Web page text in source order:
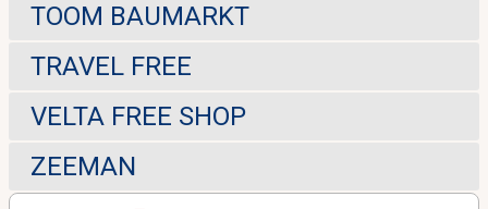
TOOM BAUMARKT
TRAVEL FREE
VELTA FREE SHOP
ZEEMAN